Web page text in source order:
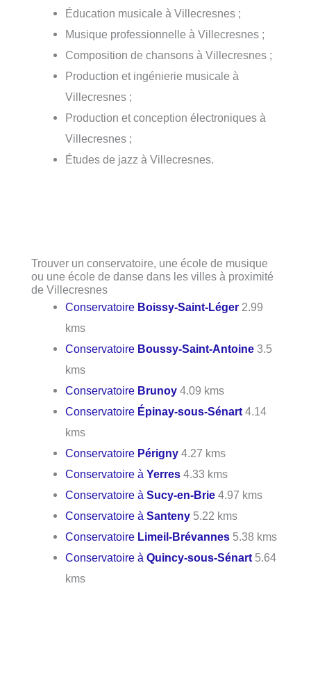
Éducation musicale à Villecresnes ;
Musique professionnelle à Villecresnes ;
Composition de chansons à Villecresnes ;
Production et ingénierie musicale à
Villecresnes ;
Production et conception électroniques à
Villecresnes ;
Études de jazz à Villecresnes.
Trouver un conservatoire, une école de musique
ou une école de danse dans les villes à proximité
de Villecresnes
Conservatoire Boissy-Saint-Léger 2.99
kms
Conservatoire Boussy-Saint-Antoine 3.5
kms
Conservatoire Brunoy 4.09 kms
Conservatoire Épinay-sous-Sénart 4.14
kms
Conservatoire Périgny 4.27 kms
Conservatoire àYerres 4.33 kms
Conservatoire àSucy-en-Brie 4.97 kms
Conservatoire àSanteny 5.22 kms
Conservatoire Limeil-Brévannes 5.38 kms
Conservatoire àQuincy-sous-Sénart 5.64
kms